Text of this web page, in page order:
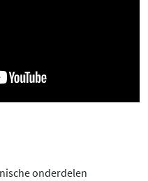
onderdelen